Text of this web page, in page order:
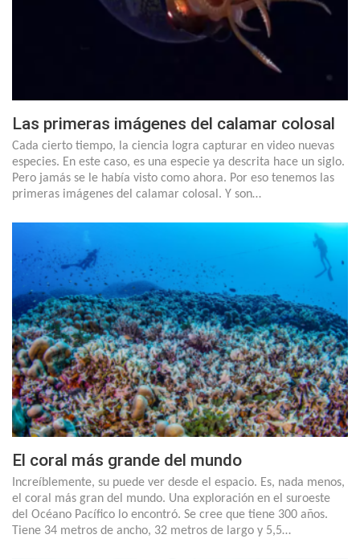
Las primeras imágenes del calamar colosal
Cada cierto tiempo, la ciencia logra capturar en video nuevas
especies. En este caso, es una especie ya descrita hace un siglo.
Pero jamás se le había visto como ahora. Por eso tenemos las
primeras imágenes del calamar colosal. Y son…
El coral más grande del mundo
Increíblemente, su puede ver desde el espacio. Es, nada menos,
el coral más gran del mundo. Una exploración en el suroeste
del Océano Pacífico lo encontró. Se cree que tiene 300 años.
Tiene 34 metros de ancho, 32 metros de largo y 5,5…